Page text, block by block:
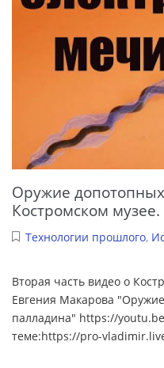
Оружие
Костромском музее.
Технологии прошлого,
Вторая часть видео о
Евгения Макарова
палладина" https://
теме:https://pro-